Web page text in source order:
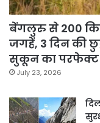
बेंगलुरु से 200
जगहें, 3 दिन की
सुकून का परफेक्ट
July 23, 2026